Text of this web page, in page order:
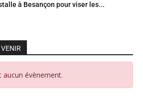
à Besançon pour viser les...
aucun évènement.